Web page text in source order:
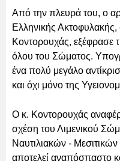
Από την πλευρά του, ο
Ελληνικής
Κοντορουχάς, εξέφρασε
όλου του Σώματος.
ένα πολύ μεγάλο
και όχι μόνο της
Ο κ. Κοντορουχάς
σχέση του Λιμενικού
Ναυτιλιακών - Μεσιτικών
αποτελεί αναπόσπαστο